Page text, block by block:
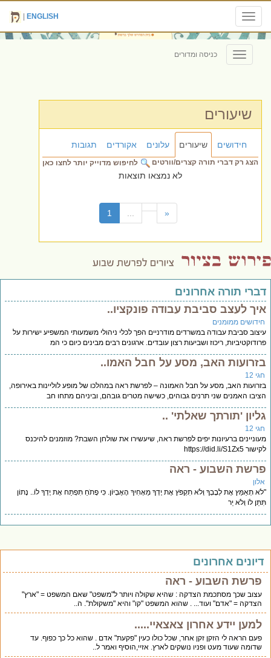
Toggle
navigation
ENGLISH
Toggle
navigation
כניסה ומדורים
שיעורים
חידושים שיעורים עלונים אקורדים תגובות
לחיפוש מדוייק יותר לחצו כאן הצג רק דברי תורה קצרים/וורטים
לא נמצאו תוצאות
1 «
דברי תורה אחרונים
איך לעצב סביבת עבודה פונקציו..
חידושים ממומנים
עיצוב סביבת עבודה במשרדים מודרניים הפך לכלי ניהולי משמעותי המשפיע ישירות על
פרודוקטיביות, ריכוז ושביעות רצון עובדים. ארגונים רבים מבינים כיום כי המ
בזרועות האב, מסע על חבל האמו..
חגי 12
בזרועות האב, מסע על חבל האמונה – לפרשת ראה במהלכו של מופע לוליינות באירופה,
הציבו האמנים שני תרנים גבוהים, כשישה מטרים גובהם, וביניהם מתחו חב
גליון 'תורתך שאלתי' ..
חגי 12
מעוניינים ברעיונות יפים לפרשת ראה, שיעשירו את שולחן השבת? מוזמנים להיכנס
לקישור https://did.li/S1Zx5
פרשת השבוע - ראה
אלון
"לֹא תְאַמֵּץ אֶת לְבָבְךָ וְלֹא תִקְפֹּץ אֶת יָדְךָ מֵאָחִיךָ הָאֶבְיוֹן. כִּי פָתֹחַ תִּפְתַּח אֶת יָדְךָ לוֹ.. נָתוֹן
תִּתֵּן לוֹ וְלֹא יֵר
דיונים אחרונים
פרשת השבוע - ראה
עצוב שכך מסתכמת הצדקה : שהיא שקולה ויותר ל"משפט" שאם המשפט = "ארץ"
הצדקה = "אדם" ועוד... . שהוא המשפט "קו" והיא "משקולת". ה..
למען יידע אחרון צאצאיי.....
פעם הראה לי הזקן זקן אחר, שכל כולו כעין "פקעת" אדם . שהוא כל כך כפוף. עד
שדומה שעוד מעט ופניו נושקים לארץ. אזיי,הוסיף ואמר ל..